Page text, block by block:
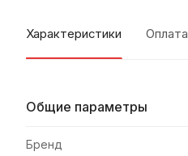
Характеристики Оплата
Общие параметры
Бренд